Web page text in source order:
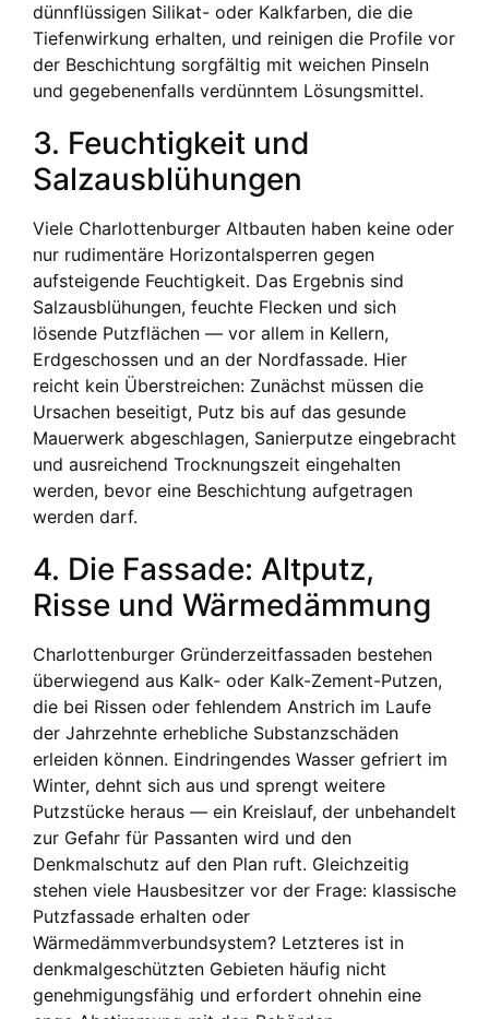
dünnflüssigen Silikat- oder Kalkfarben, die die
Tiefenwirkung erhalten, und reinigen die Profile vor
der Beschichtung sorgfältig mit weichen Pinseln
und gegebenenfalls verdünntem Lösungsmittel.
3. Feuchtigkeit und
Salzausblühungen
Viele Charlottenburger Altbauten haben keine oder
nur rudimentäre Horizontalsperren gegen
aufsteigende Feuchtigkeit. Das Ergebnis sind
Salzausblühungen, feuchte Flecken und sich
lösende Putzflächen — vor allem in Kellern,
Erdgeschossen und an der Nordfassade. Hier
reicht kein Überstreichen: Zunächst müssen die
Ursachen beseitigt, Putz bis auf das gesunde
Mauerwerk abgeschlagen, Sanierputze eingebracht
und ausreichend Trocknungszeit eingehalten
werden, bevor eine Beschichtung aufgetragen
werden darf.
4. Die Fassade: Altputz,
Risse und Wärmedämmung
Charlottenburger Gründerzeitfassaden bestehen
überwiegend aus Kalk- oder Kalk-Zement-Putzen,
die bei Rissen oder fehlendem Anstrich im Laufe
der Jahrzehnte erhebliche Substanzschäden
erleiden können. Eindringendes Wasser gefriert im
Winter, dehnt sich aus und sprengt weitere
Putzstücke heraus — ein Kreislauf, der unbehandelt
zur Gefahr für Passanten wird und den
Denkmalschutz auf den Plan ruft. Gleichzeitig
stehen viele Hausbesitzer vor der Frage: klassische
Putzfassade erhalten oder
Wärmedämmverbundsystem? Letzteres ist in
denkmalgeschützten Gebieten häufig nicht
genehmigungsfähig und erfordert ohnehin eine